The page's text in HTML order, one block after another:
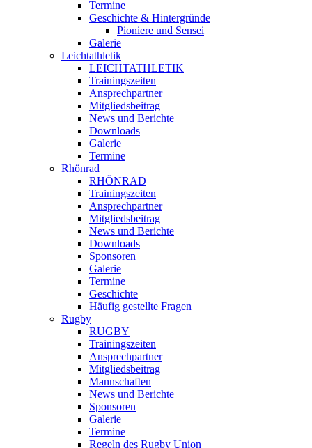
Termine
Geschichte & Hintergründe
Pioniere und Sensei
Galerie
Leichtathletik
LEICHTATHLETIK
Trainingszeiten
Ansprechpartner
Mitgliedsbeitrag
News und Berichte
Downloads
Galerie
Termine
Rhönrad
RHÖNRAD
Trainingszeiten
Ansprechpartner
Mitgliedsbeitrag
News und Berichte
Downloads
Sponsoren
Galerie
Termine
Geschichte
Häufig gestellte Fragen
Rugby
RUGBY
Trainingszeiten
Ansprechpartner
Mitgliedsbeitrag
Mannschaften
News und Berichte
Sponsoren
Galerie
Termine
Regeln des Rugby Union